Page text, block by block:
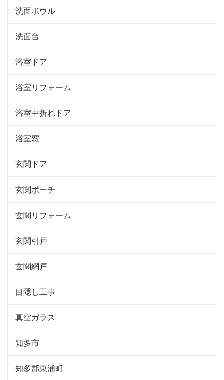
洗面ボウル
洗面台
浴室ドア
浴室リフォーム
浴室中折れドア
浴室窓
玄関ドア
玄関ポーチ
玄関リフォーム
玄関引戸
玄関網戸
目隠し工事
真空ガラス
知多市
知多郡東浦町